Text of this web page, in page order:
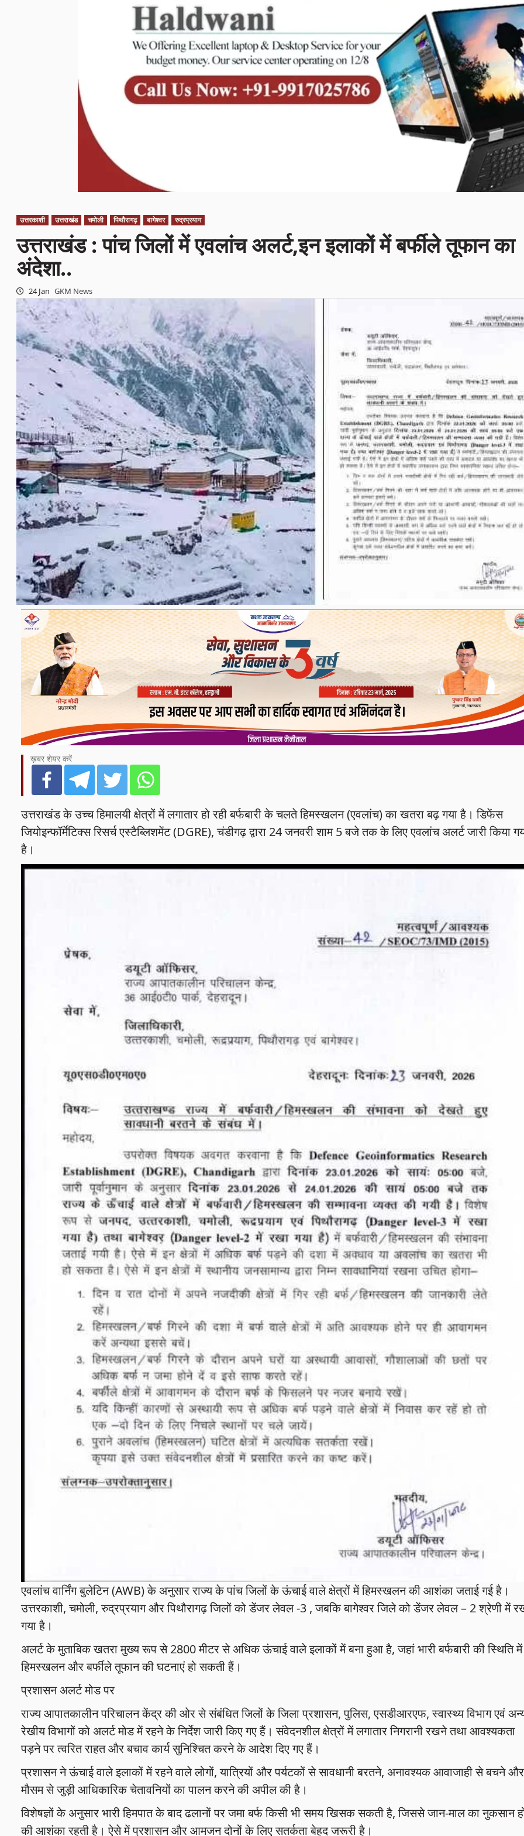
उत्तरकाशी उत्तराखंड चमोली पिथौरागढ़ बागेश्वर रुद्रप्रयाग
उत्तराखंड : पांच जिलों में एवलांच अलर्ट,इन इलाकों में बर्फीले तूफान का
अंदेशा..
24 Jan GKM News
ख़बर शेयर करें
उत्तराखंड के उच्च हिमालयी क्षेत्रों में लगातार हो रही बर्फबारी के चलते हिमस्खलन (एवलांच) का खतरा बढ़ गया है। डिफेंस
जियोइन्फॉर्मेटिक्स रिसर्च एस्टैब्लिशमेंट (DGRE), चंडीगढ़ द्वारा 24 जनवरी शाम 5 बजे तक के लिए एवलांच अलर्ट जारी किया
है।
एवलांच वार्निंग बुलेटिन (AWB) के अनुसार राज्य के पांच जिलों के ऊंचाई वाले क्षेत्रों में हिमस्खलन की आशंका जताई गई है।
उत्तरकाशी, चमोली, रुद्रप्रयाग और पिथौरागढ़ जिलों को डेंजर लेवल -3 , जबकि बागेश्वर जिले को डेंजर लेवल – 2 श्रेणी में
गया है।
अलर्ट के मुताबिक खतरा मुख्य रूप से 2800 मीटर से अधिक ऊंचाई वाले इलाकों में बना हुआ है, जहां भारी बर्फबारी की स्थिति में
हिमस्खलन और बर्फीले तूफान की घटनाएं हो सकती हैं।
प्रशासन अलर्ट मोड पर
राज्य आपातकालीन परिचालन केंद्र की ओर से संबंधित जिलों के जिला प्रशासन, पुलिस, एसडीआरएफ, स्वास्थ्य विभाग एवं
रेखीय विभागों को अलर्ट मोड में रहने के निर्देश जारी किए गए हैं। संवेदनशील क्षेत्रों में लगातार निगरानी रखने तथा आवश्यकता
पड़ने पर त्वरित राहत और बचाव कार्य सुनिश्चित करने के आदेश दिए गए हैं।
प्रशासन ने ऊंचाई वाले इलाकों में रहने वाले लोगों, यात्रियों और पर्यटकों से सावधानी बरतने, अनावश्यक आवाजाही से बचने और
मौसम से जुड़ी आधिकारिक चेतावनियों का पालन करने की अपील की है।
विशेषज्ञों के अनुसार भारी हिमपात के बाद ढलानों पर जमा बर्फ किसी भी समय खिसक सकती है, जिससे जान-माल का नुकसान
की आशंका रहती है। ऐसे में प्रशासन और आमजन दोनों के लिए सतर्कता बेहद जरूरी है।